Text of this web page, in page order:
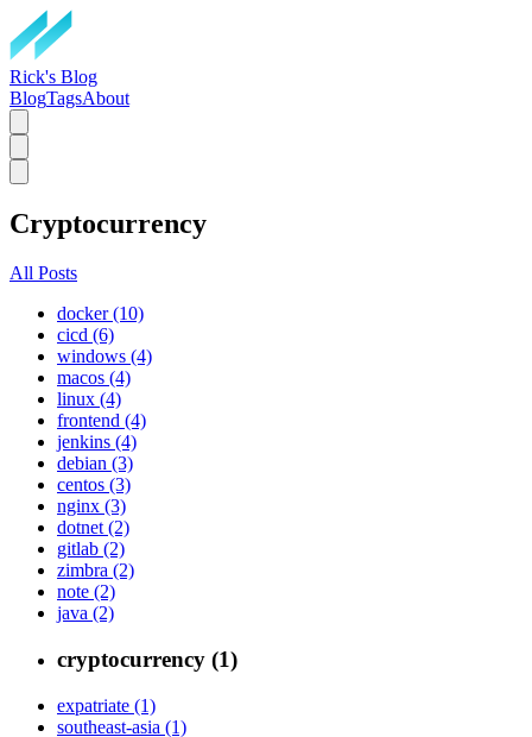
Rick's Blog
BlogTagsAbout
Cryptocurrency
All Posts
docker (10)
cicd (6)
windows (4)
macos (4)
linux (4)
frontend (4)
jenkins (4)
debian (3)
centos (3)
nginx (3)
dotnet (2)
gitlab (2)
zimbra (2)
note (2)
java (2)
cryptocurrency (1)
expatriate (1)
southeast-asia (1)